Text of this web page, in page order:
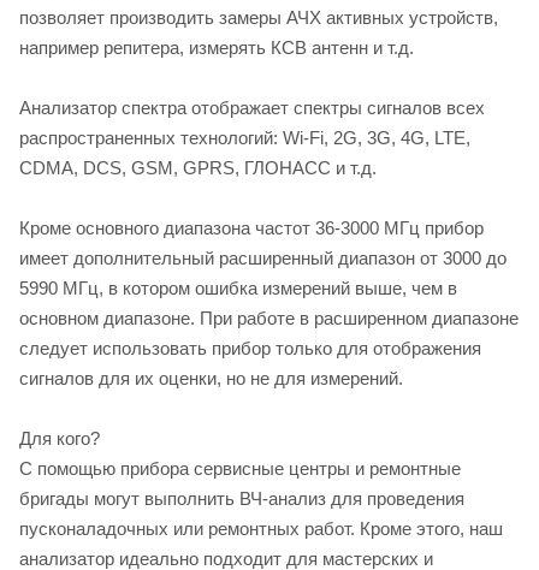
позволяет производить замеры АЧХ активных устройств,
например репитера, измерять КСВ антенн и т.д.
Анализатор спектра отображает спектры сигналов всех
распространенных технологий: Wi-Fi, 2G, 3G, 4G, LTE,
CDMA, DCS, GSM, GPRS, ГЛОНАСС и т.д.
Кроме основного диапазона частот 36-3000 МГц прибор
имеет дополнительный расширенный диапазон от 3000 до
5990 МГц, в котором ошибка измерений выше, чем в
основном диапазоне. При работе в расширенном диапазоне
следует использовать прибор только для отображения
сигналов для их оценки, но не для измерений.
Для кого?
С помощью прибора сервисные центры и ремонтные
бригады могут выполнить ВЧ-анализ для проведения
пусконаладочных или ремонтных работ. Кроме этого, наш
анализатор идеально подходит для мастерских и